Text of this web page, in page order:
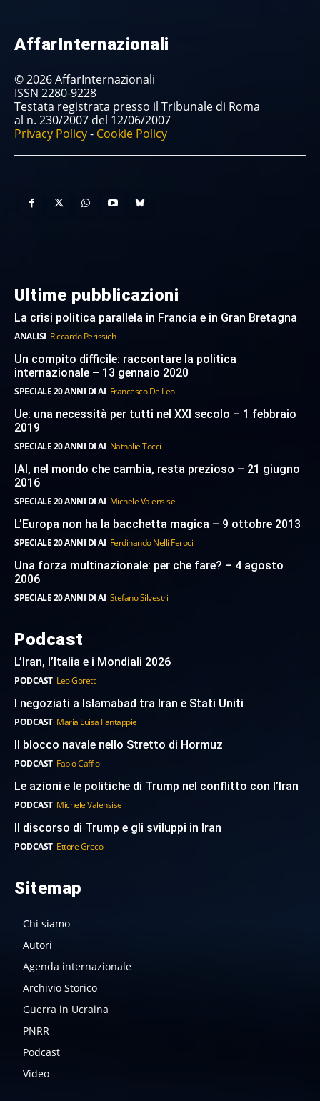
AffarInternazionali
© 2026 AffarInternazionali
ISSN 2280-9228
Testata registrata presso il Tribunale di Roma
al n. 230/2007 del 12/06/2007
Privacy Policy- Cookie Policy
Ultime pubblicazioni
La crisi politica parallela in Francia e in Gran Bretagna
ANALISI Riccardo Perissich
Un compito difficile: raccontare la politica
internazionale – 13 gennaio 2020
SPECIALE 20 ANNI DI AI Francesco De Leo
Ue: una necessità per tutti nel XXI secolo – 1 febbraio
2019
SPECIALE 20 ANNI DI AI Nathalie Tocci
IAI, nel mondo che cambia, resta prezioso – 21 giugno
2016
SPECIALE 20 ANNI DI AI Michele Valensise
L’Europa non ha la bacchetta magica – 9 ottobre 2013
SPECIALE 20 ANNI DI AI Ferdinando Nelli Feroci
Una forza multinazionale: per che fare? – 4 agosto
2006
SPECIALE 20 ANNI DI AI Stefano Silvestri
Podcast
L’Iran, l’Italia e i Mondiali 2026
PODCAST Leo Goretti
I negoziati a Islamabad tra Iran e Stati Uniti
PODCAST Maria Luisa Fantappie
Il blocco navale nello Stretto di Hormuz
PODCAST Fabio Caffio
Le azioni e le politiche di Trump nel conflitto con l’Iran
PODCAST Michele Valensise
Il discorso di Trump e gli sviluppi in Iran
PODCAST Ettore Greco
Sitemap
Chi siamo
Autori
Agenda internazionale
Archivio Storico
Guerra in Ucraina
PNRR
Podcast
Video